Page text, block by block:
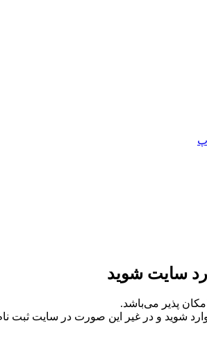
سایت شوید
پذیر می‌باشد.
شوید و در غیر این صورت در سایت ثبت